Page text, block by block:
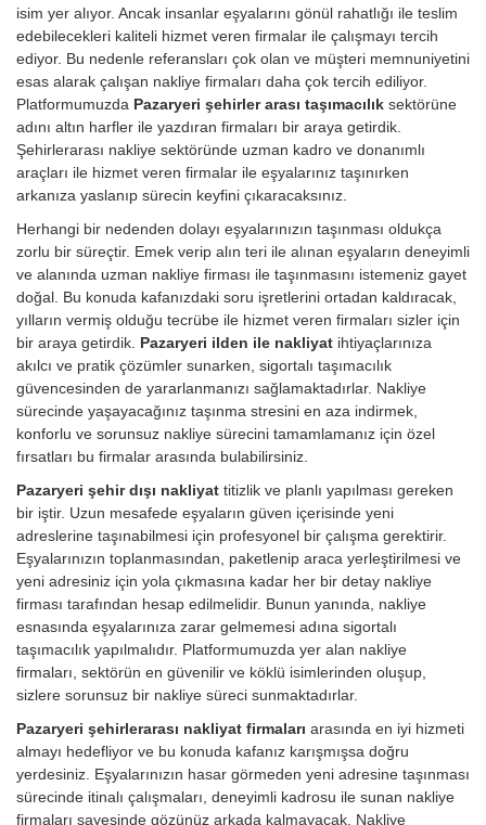
isim yer alıyor. Ancak insanlar eşyalarını gönül rahatlığı ile teslim
edebilecekleri kaliteli hizmet veren firmalar ile çalışmayı tercih
ediyor. Bu nedenle referansları çok olan ve müşteri memnuniyetini
esas alarak çalışan nakliye firmaları daha çok tercih ediliyor.
Platformumuzda Pazaryeri şehirler arası taşımacılık sektörüne
adını altın harfler ile yazdıran firmaları bir araya getirdik.
Şehirlerarası nakliye sektöründe uzman kadro ve donanımlı
araçları ile hizmet veren firmalar ile eşyalarınız taşınırken
arkanıza yaslanıp sürecin keyfini çıkaracaksınız.
Herhangi bir nedenden dolayı eşyalarınızın taşınması oldukça
zorlu bir süreçtir. Emek verip alın teri ile alınan eşyaların deneyimli
ve alanında uzman nakliye firması ile taşınmasını istemeniz gayet
doğal. Bu konuda kafanızdaki soru işretlerini ortadan kaldıracak,
yılların vermiş olduğu tecrübe ile hizmet veren firmaları sizler için
bir araya getirdik. Pazaryeri ilden ile nakliyat ihtiyaçlarınıza
akılcı ve pratik çözümler sunarken, sigortalı taşımacılık
güvencesinden de yararlanmanızı sağlamaktadırlar. Nakliye
sürecinde yaşayacağınız taşınma stresini en aza indirmek,
konforlu ve sorunsuz nakliye sürecini tamamlamanız için özel
fırsatları bu firmalar arasında bulabilirsiniz.
Pazaryeri şehir dışı nakliyat titizlik ve planlı yapılması gereken
bir iştir. Uzun mesafede eşyaların güven içerisinde yeni
adreslerine taşınabilmesi için profesyonel bir çalışma gerektirir.
Eşyalarınızın toplanmasından, paketlenip araca yerleştirilmesi ve
yeni adresiniz için yola çıkmasına kadar her bir detay nakliye
firması tarafından hesap edilmelidir. Bunun yanında, nakliye
esnasında eşyalarınıza zarar gelmemesi adına sigortalı
taşımacılık yapılmalıdır. Platformumuzda yer alan nakliye
firmaları, sektörün en güvenilir ve köklü isimlerinden oluşup,
sizlere sorunsuz bir nakliye süreci sunmaktadırlar.
Pazaryeri şehirlerarası nakliyat firmaları arasında en iyi hizmeti
almayı hedefliyor ve bu konuda kafanız karışmışsa doğru
yerdesiniz. Eşyalarınızın hasar görmeden yeni adresine taşınması
sürecinde itinalı çalışmaları, deneyimli kadrosu ile sunan nakliye
firmaları sayesinde gözünüz arkada kalmayacak. Nakliye